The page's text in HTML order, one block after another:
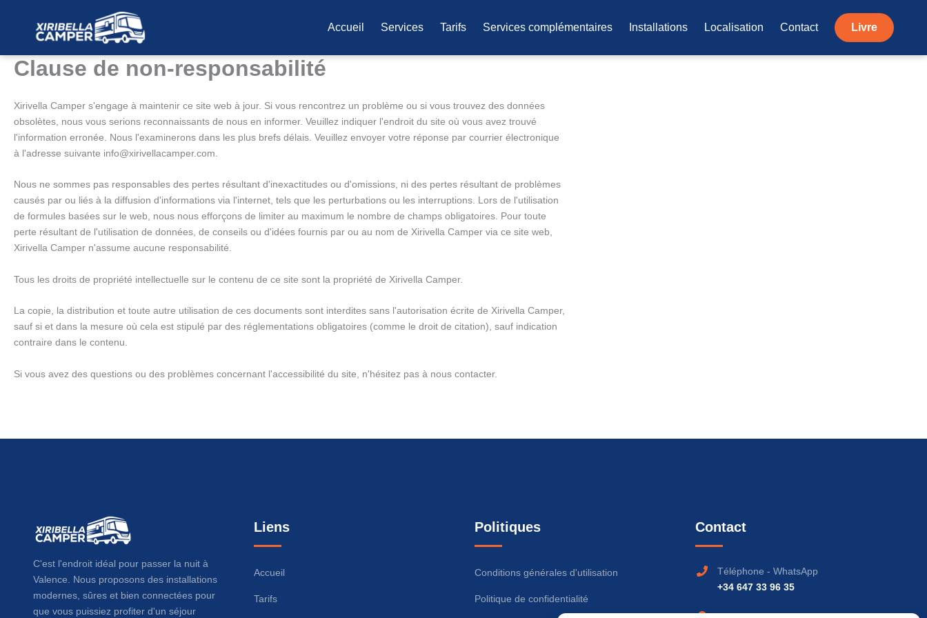
Accueil Services Tarifs Services complémentaires Installations Localisation Contact Livre
Clause de non-responsabilité
Xirivella Camper s'engage à maintenir ce site web à jour. Si vous rencontrez un problème ou si vous trouvez des données
obsolètes, nous vous serions reconnaissants de nous en informer. Veuillez indiquer l'endroit du site où vous avez trouvé
l'information erronée. Nous l'examinerons dans les plus brefs délais. Veuillez envoyer votre réponse par courrier électronique
à l'adresse suivante info@xirivellacamper.com
Nous ne sommes pas responsables des pertes résultant d'inexactitudes ou d'omissions, ni des pertes résultant de problèmes
causés par ou liés à la diffusion d'informations via l'internet, tels que les perturbations ou les interruptions. Lors de l'utilisation
de formules basées sur le web, nous nous efforçons de limiter au maximum le nombre de champs obligatoires. Pour toute
perte résultant de l'utilisation de données, de conseils ou d'idées fournis par ou au nom de Xirivella Camper via ce site web,
Xirivella Camper n'assume aucune responsabilité.
Tous les droits de propriété intellectuelle sur le contenu de ce site sont la propriété de Xirivella Camper.
La copie, la distribution et toute autre utilisation de ces documents sont interdites sans l'autorisation écrite de Xirivella Camper,
sauf si et dans la mesure où cela est stipulé par des réglementations obligatoires (comme le droit de citation), sauf indication
contraire dans le contenu.
Si vous avez des questions ou des problèmes concernant l'accessibilité du site, n'hésitez pas à nous contacter.
C'est l'endroit idéal pour passer la nuit à
Valence. Nous proposons des installations
modernes, sûres et bien connectées pour
que vous puissiez profiter d'un séjour
Liens
Accueil
Tarifs
Politiques
Conditions générales d'utilisation
Politique de confidentialité
Contact
Téléphone - WhatsApp
+34 647 33 96 35